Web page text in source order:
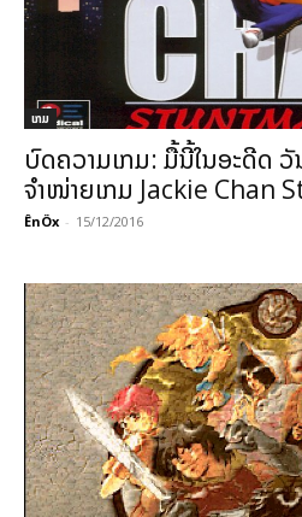
ເກມ
ບົດຄວາມເກມ: ມື້ນີ້ໃນອະດີດ
ຈຳໜ່າຍເກມ Jackie Chan
ÊnÖx - 15/12/2016